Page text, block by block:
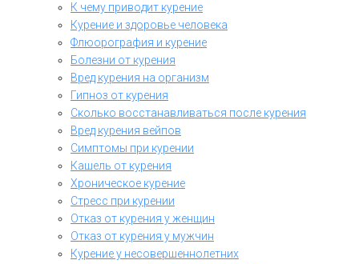
К чему приводит курение
Курение и здоровье человека
Флюорография и курение
Болезни от курения
Вред курения на организм
Гипноз от курения
Сколько восстанавливаться после курения
Вред курения вейпов
Симптомы при курении
Кашель от курения
Хроническое курение
Стресс при курении
Отказ от курения у женщин
Отказ от курения у мужчин
Курение у несовершеннолетних